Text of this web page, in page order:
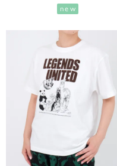
new